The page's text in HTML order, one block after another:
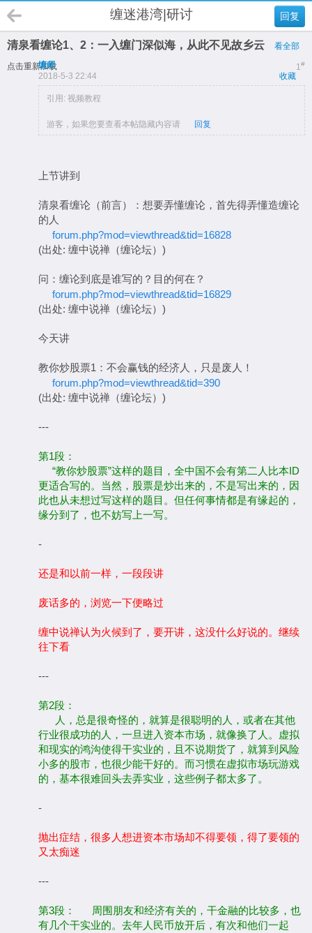
回复
缠迷港湾|研讨
清泉看缠论1、2：一入缠门深似海，从此不见故乡云 看全部
点击重新加载 1#
缠师
收藏
2018-5-3 22:44
引用: 视频教程
游客，如果您要查看本帖隐藏内容请 回复
上节讲到
清泉看缠论（前言）：想要弄懂缠论，首先得弄懂造缠论
的人
forum.php?mod=viewthread&tid=16828
(出处: 缠中说禅（缠论坛）)
问：缠论到底是谁写的？目的何在？
forum.php?mod=viewthread&tid=16829
(出处: 缠中说禅（缠论坛）)
今天讲
教你炒股票1：不会赢钱的经济人，只是废人！
forum.php?mod=viewthread&tid=390
(出处: 缠中说禅（缠论坛）)
---
第1段：
“教你炒股票”这样的题目，全中国不会有第二人比本ID
更适合写的。当然，股票是炒出来的，不是写出来的，因
此也从未想过写这样的题目。但任何事情都是有缘起的，
缘分到了，也不妨写上一写。
-
还是和以前一样，一段段讲
废话多的，浏览一下便略过
缠中说禅认为火候到了，要开讲，这没什么好说的。继续
往下看
---
第2段：
人，总是很奇怪的，就算是很聪明的人，或者在其他
行业很成功的人，一旦进入资本市场，就像换了人。虚拟
和现实的鸿沟使得干实业的，且不说期货了，就算到风险
小多的股市，也很少能干好的。而习惯在虚拟市场玩游戏
的，基本很难回头去弄实业，这些例子都太多了。
-
抛出症结，很多人想进资本市场却不得要领，得了要领的
又太痴迷
---
第3段： 周围朋友和经济有关的，干金融的比较多，也
有几个干实业的。去年人民币放开后，有次和他们一起